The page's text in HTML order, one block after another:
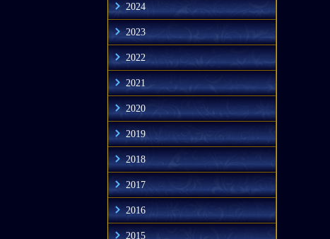
2024
2023
2022
2021
2020
2019
2018
2017
2016
2015